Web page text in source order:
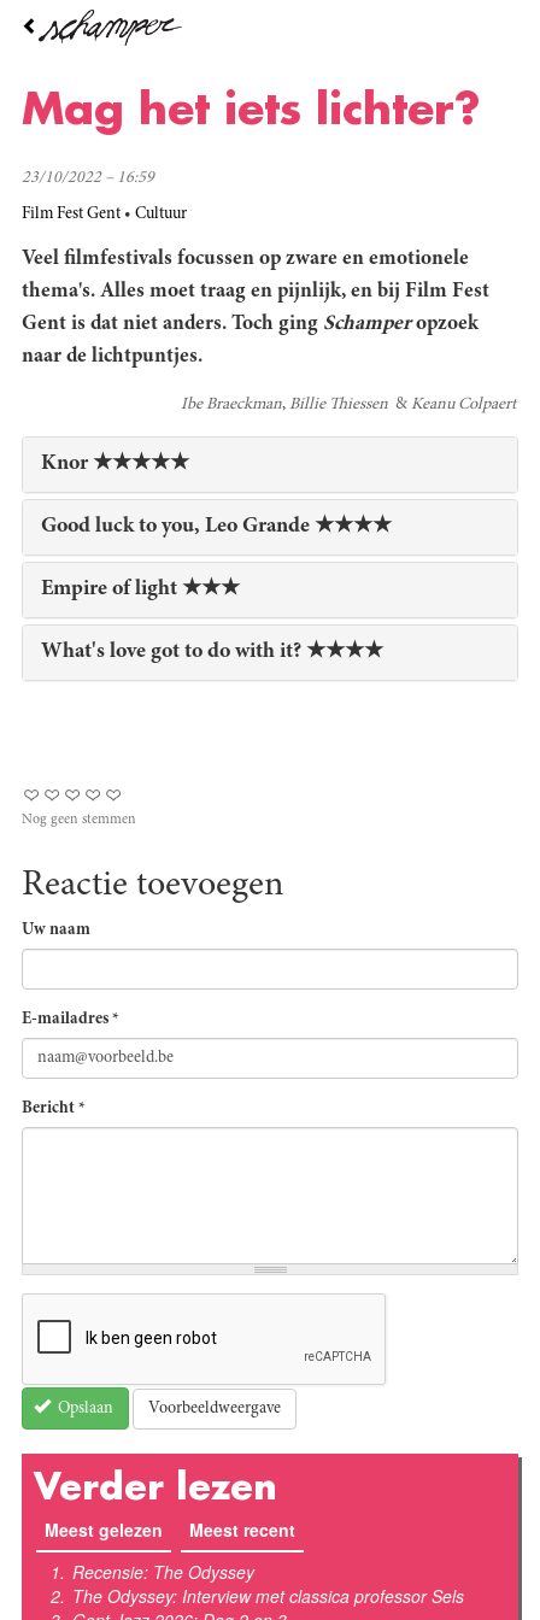
Overslaan
inhoud Mag het iets lichter?
23/10/2022 – 16:59
Film Fest Gent Cultuur
Veel filmfestivals focussen op zware en emotionele
thema's. Alles moet traag en pijnlijk, en bij Film Fest
Gent is dat niet anders. Toch ging Schamperopzoek
naar de lichtpuntjes.
Ibe Braeckman Billie Thiessen Keanu Colpaert
Knor ★★★★★
Good luck to you, Leo Grande ★★★★
Empire of light ★★★
What's love got to do with it? ★★★★
Nog geen stemmen
Reactie toevoegen
Uw naam
E-mailadres *
Bericht *
Opslaan Voorbeeldweergave
Verder lezen
Meest gelezen (actieve tabblad)
Meest recent
Recensie: The Odyssey
The Odyssey: Interview met classica professor Sels